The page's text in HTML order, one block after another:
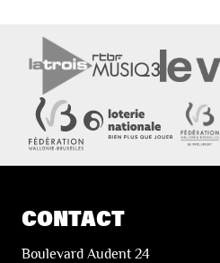
CONTACT
Boulevard Audent 24